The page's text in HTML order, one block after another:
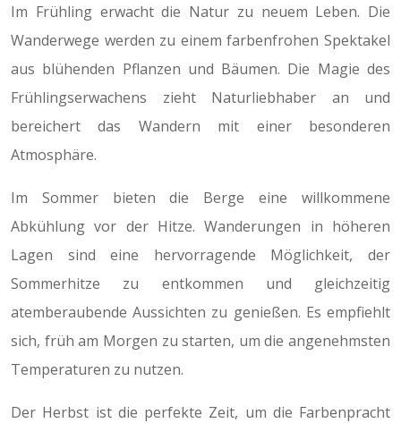
Im Frühling erwacht die Natur zu neuem Leben. Die
Wanderwege werden zu einem farbenfrohen Spektakel
aus blühenden Pflanzen und Bäumen. Die Magie des
Frühlingserwachens zieht Naturliebhaber an und
bereichert das Wandern mit einer besonderen
Atmosphäre.
Im Sommer bieten die Berge eine willkommene
Abkühlung vor der Hitze. Wanderungen in höheren
Lagen sind eine hervorragende Möglichkeit, der
Sommerhitze zu entkommen und gleichzeitig
atemberaubende Aussichten zu genießen. Es empfiehlt
sich, früh am Morgen zu starten, um die angenehmsten
Temperaturen zu nutzen.
Der Herbst ist die perfekte Zeit, um die Farbenpracht